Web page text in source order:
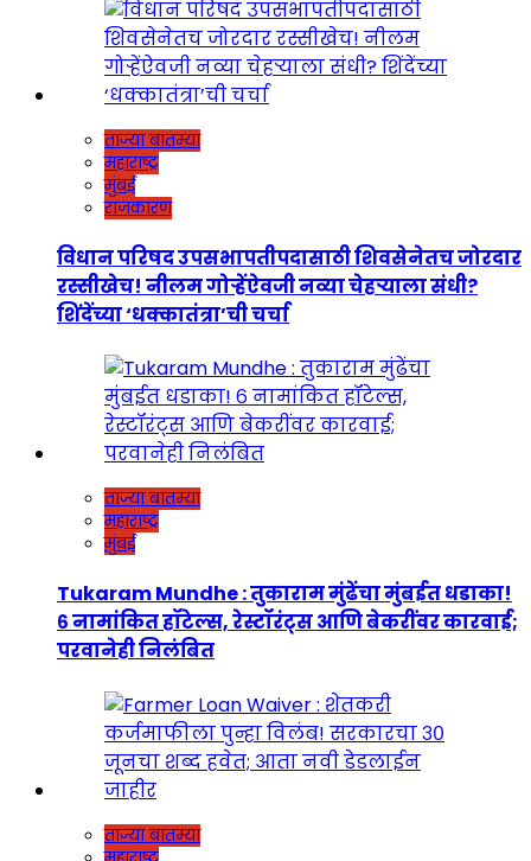
ताज्या बातम्या
महाराष्ट्र
मुंबई
राजकारण
विधान परिषद उपसभापतीपदासाठी शिवसेनेतच जोरदार
रस्सीखेच! नीलम गोऱ्हेंऐवजी नव्या चेहऱ्याला संधी?
शिंदेंच्या ‘धक्कातंत्रा’ची चर्चा
ताज्या बातम्या
महाराष्ट्र
मुंबई
Tukaram Mundhe : तुकाराम मुंढेंचा मुंबईत धडाका!
६ नामांकित हॉटेल्स, रेस्टॉरंट्स आणि बेकरींवर कारवाई;
परवानेही निलंबित
ताज्या बातम्या